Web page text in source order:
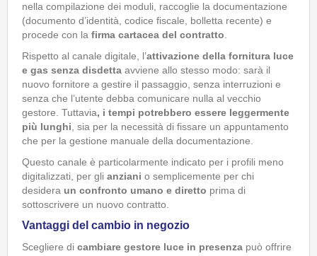
nella compilazione dei moduli, raccoglie la documentazione
(documento d’identità, codice fiscale, bolletta recente) e
procede con la firma cartacea del contratto
Rispetto al canale digitale, l’attivazione della fornitura luce
e gas senza disdetta avviene allo stesso modo: sarà il
nuovo fornitore a gestire il passaggio, senza interruzioni e
senza che l’utente debba comunicare nulla al vecchio
gestore. Tuttavia, i tempi potrebbero essere leggermente
più lunghi , sia per la necessità di fissare un appuntamento
che per la gestione manuale della documentazione.
Questo canale è particolarmente indicato per i profili meno
digitalizzati, per gli anziani o semplicemente per chi
desidera un confronto umano e diretto prima di
sottoscrivere un nuovo contratto.
Vantaggi del cambio in negozio
Scegliere di cambiare gestore luce in presenza può offrire